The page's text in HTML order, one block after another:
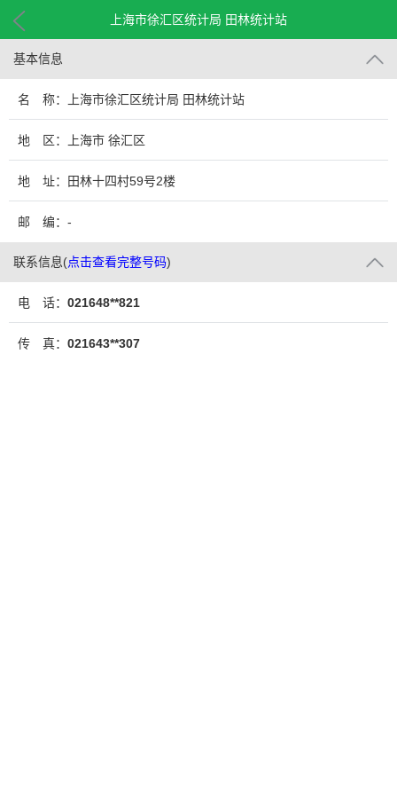
上海市徐汇区统计局 田林统计站
基本信息
名 称：上海市徐汇区统计局 田林统计站
地 区：上海市 徐汇区
地 址：田林十四村59号2楼
邮 编：-
联系信息(点击查看完整号码)
电 话： 021648**821
传 真： 021643**307